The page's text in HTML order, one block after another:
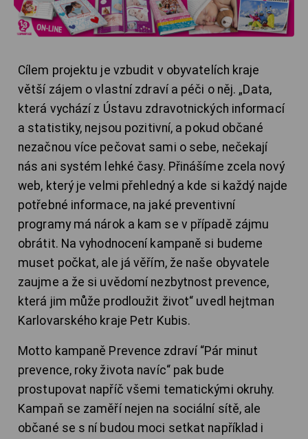
Cílem projektu je vzbudit v obyvatelích kraje
větší zájem o vlastní zdraví a péči o něj. „Data,
která vychází z Ústavu zdravotnických informací
a statistiky, nejsou pozitivní, a pokud občané
nezačnou více pečovat sami o sebe, nečekají
nás ani systém lehké časy. Přinášíme zcela nový
web, který je velmi přehledný a kde si každý najde
potřebné informace, na jaké preventivní
programy má nárok a kam se v případě zájmu
obrátit. Na vyhodnocení kampaně si budeme
muset počkat, ale já věřím, že naše obyvatele
zaujme a že si uvědomí nezbytnost prevence,
která jim může prodloužit život“ uvedl hejtman
Karlovarského kraje Petr Kubis.
Motto kampaně Prevence zdraví “Pár minut
prevence, roky života navíc“ pak bude
prostupovat napříč všemi tematickými okruhy.
Kampaň se zaměří nejen na sociální sítě, ale
občané se s ní budou moci setkat například i